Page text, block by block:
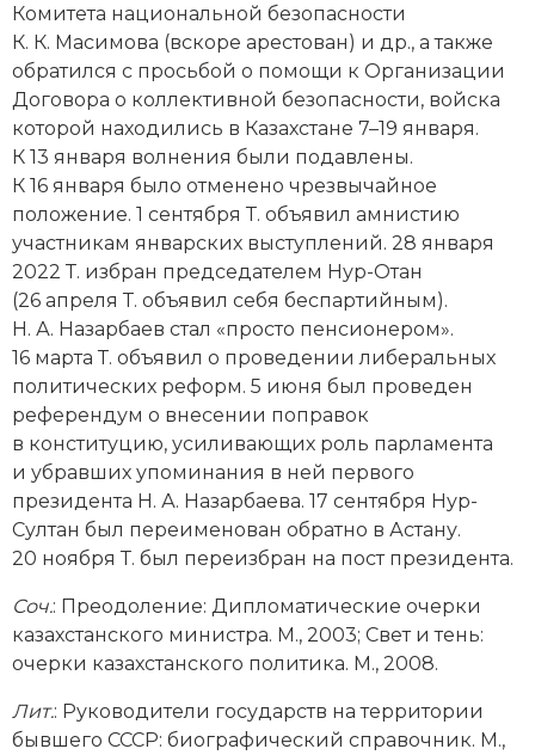
Социально-экономическая история
Специальные исторические дисциплины
СССР
Южная Америка
Комитета национальной безопасности
К. К. Масимова (вскоре арестован) и др., а также
обратился с просьбой о помощи к Организации
Договора о коллективной безопасности, вой­ска
которой находились в Казахстане 7–19 января.
К 13 января волнения были подавлены.
К 16 января было отменено чрезвычайное
положение. 1 сентября Т. объявил амнистию
участникам январских выступлений. 28 января
2022 Т. избран председателем Нур-Отан
(26 апреля Т. объявил себя беспартийным).
Н. А. Назарбаев стал «просто пенсионером».
16 марта Т. объявил о проведении либеральных
политических реформ. 5 июня был проведен
референдум о внесении поправок
в конституцию, усиливающих роль парламента
и убравших упоминания в ней первого
президента Н. А. Назарбаева. 17 сентября Нур-
Султан был переименован обратно в Астану.
20 ноября Т. был переизбран на пост президента.
Соч.: Преодоление: Дипломатические очерки
казахстанского министра. М., 2003; Свет и тень:
очерки казахстанского политика. М., 2008.
Лит.: Руководители государств на территории
бывшего СССР: биографический справочник. М.,